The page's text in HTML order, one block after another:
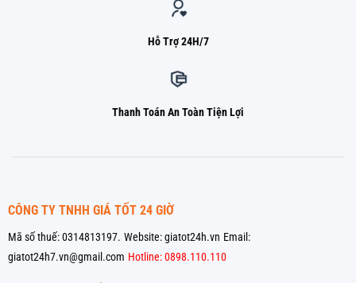
Hỗ Trợ 24H/7
Thanh Toán An Toàn Tiện Lợi
CÔNG TY TNHH GIÁ TỐT 24 GIỜ
Mã số thuế: 0314813197. Website: giatot24h.vn Email:
giatot24h7.vn@gmail.com Hotline: 0898.110.110